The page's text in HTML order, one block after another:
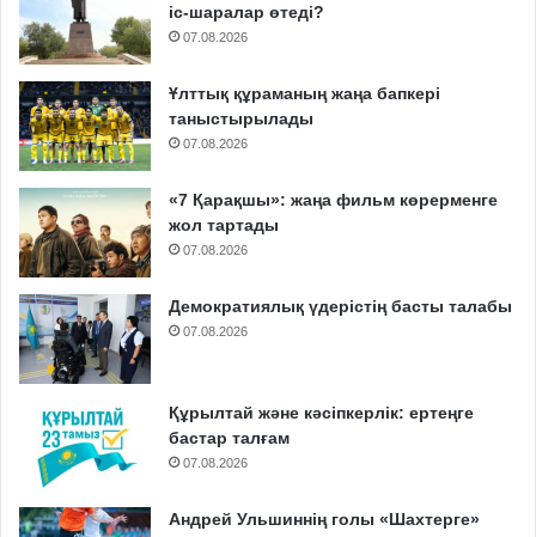
іс-шаралар өтеді?
07.08.2026
Ұлттық құраманың жаңа бапкері
таныстырылады
07.08.2026
«7 Қарақшы»: жаңа фильм көрерменге
жол тартады
07.08.2026
Демократиялық үдерістің басты талабы
07.08.2026
Құрылтай және кәсіпкерлік: ертеңге
бастар талғам
07.08.2026
Андрей Ульшиннің голы «Шахтерге»